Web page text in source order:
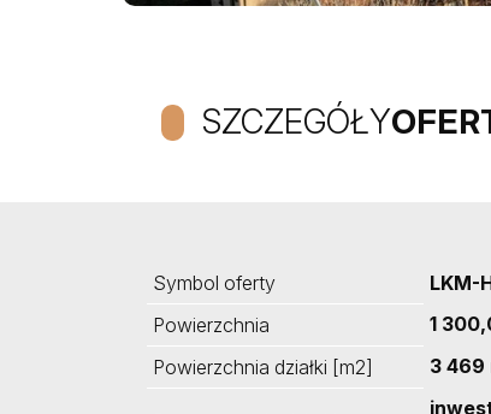
SZCZEGÓŁY
Symbol oferty
LKM-
Powierzchnia
1
Powierzchnia działki [m2]
3 469